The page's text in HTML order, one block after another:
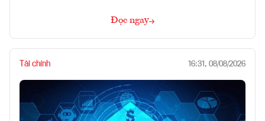
Đọc ngay
Tài chính 16:31, 08/08/2026